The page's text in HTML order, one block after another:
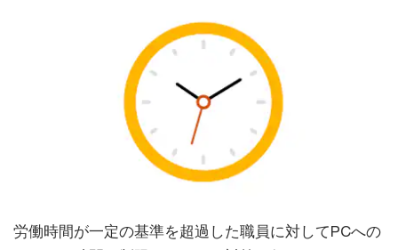
労働時間が一定の基準を超過した職員に対してPCへの